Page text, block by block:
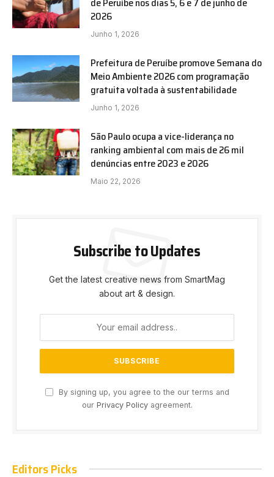
2026
Junho 1, 2026
Prefeitura de Peruíbe promove Semana do
Meio Ambiente 2026 com programação
gratuita voltada à sustentabilidade
Junho 1, 2026
São Paulo ocupa a vice-liderança no
ranking ambiental com mais de 26 mil
denúncias entre 2023 e 2026
Maio 22, 2026
Subscribe to Updates
Get the latest creative news from SmartMag
about art & design.
By signing up, you agree to the our terms and
our Privacy Policyagreement.
Editors Picks